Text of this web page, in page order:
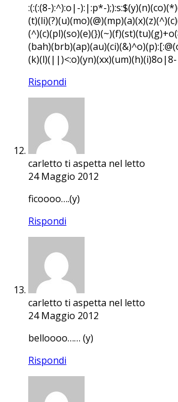
:(:(:(8-):^):o|-):|:p*-
Rispondi
carletto ti aspetta nel letto
24 Maggio 2012
ficoooo….(y)
Rispondi
carletto ti aspetta nel letto
24 Maggio 2012
belloooo…… (y)
Rispondi